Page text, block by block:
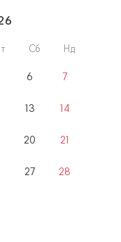
Сб Нд
6 7
13 14
20 21
27 28